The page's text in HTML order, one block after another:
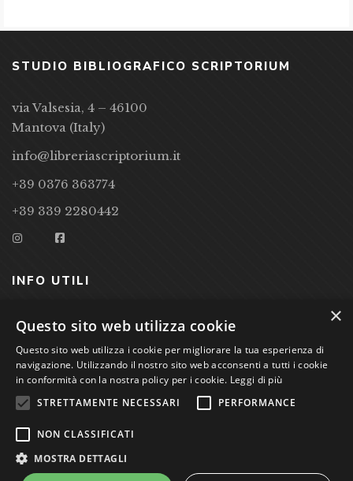
STUDIO BIBLIOGRAFICO SCRIPTORIUM
via Valsesia, 4 – 46100
Mantova (Italy)
info@libreriascriptorium.it
+39 0376 363774
+39 339 2280442
INFO UTILI
CONDIZIONI DI VENDITA
PRIVACY POLICY
COOKIE POLICY
Studio Bibliografico Scriptorium Dott.ssa Sara Bassi VAT
nr. 01744000207
×
Questo sito web utilizza cookie
Questo sito web utilizza i cookie per migliorare la tua esperienza di
navigazione. Utilizzando il nostro sito web acconsenti a tutti i cookie
in conformità con la nostra policy per i cookie. Leggi di più
STRETTAMENTE NECESSARI
PERFORMANCE
NON CLASSIFICATI
MOSTRA DETTAGLI